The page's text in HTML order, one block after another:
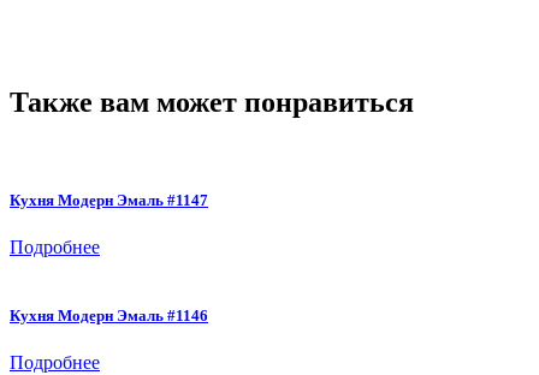
Также вам может понравиться
Кухня Модерн Эмаль #1147
Подробнее
Кухня Модерн Эмаль #1146
Подробнее